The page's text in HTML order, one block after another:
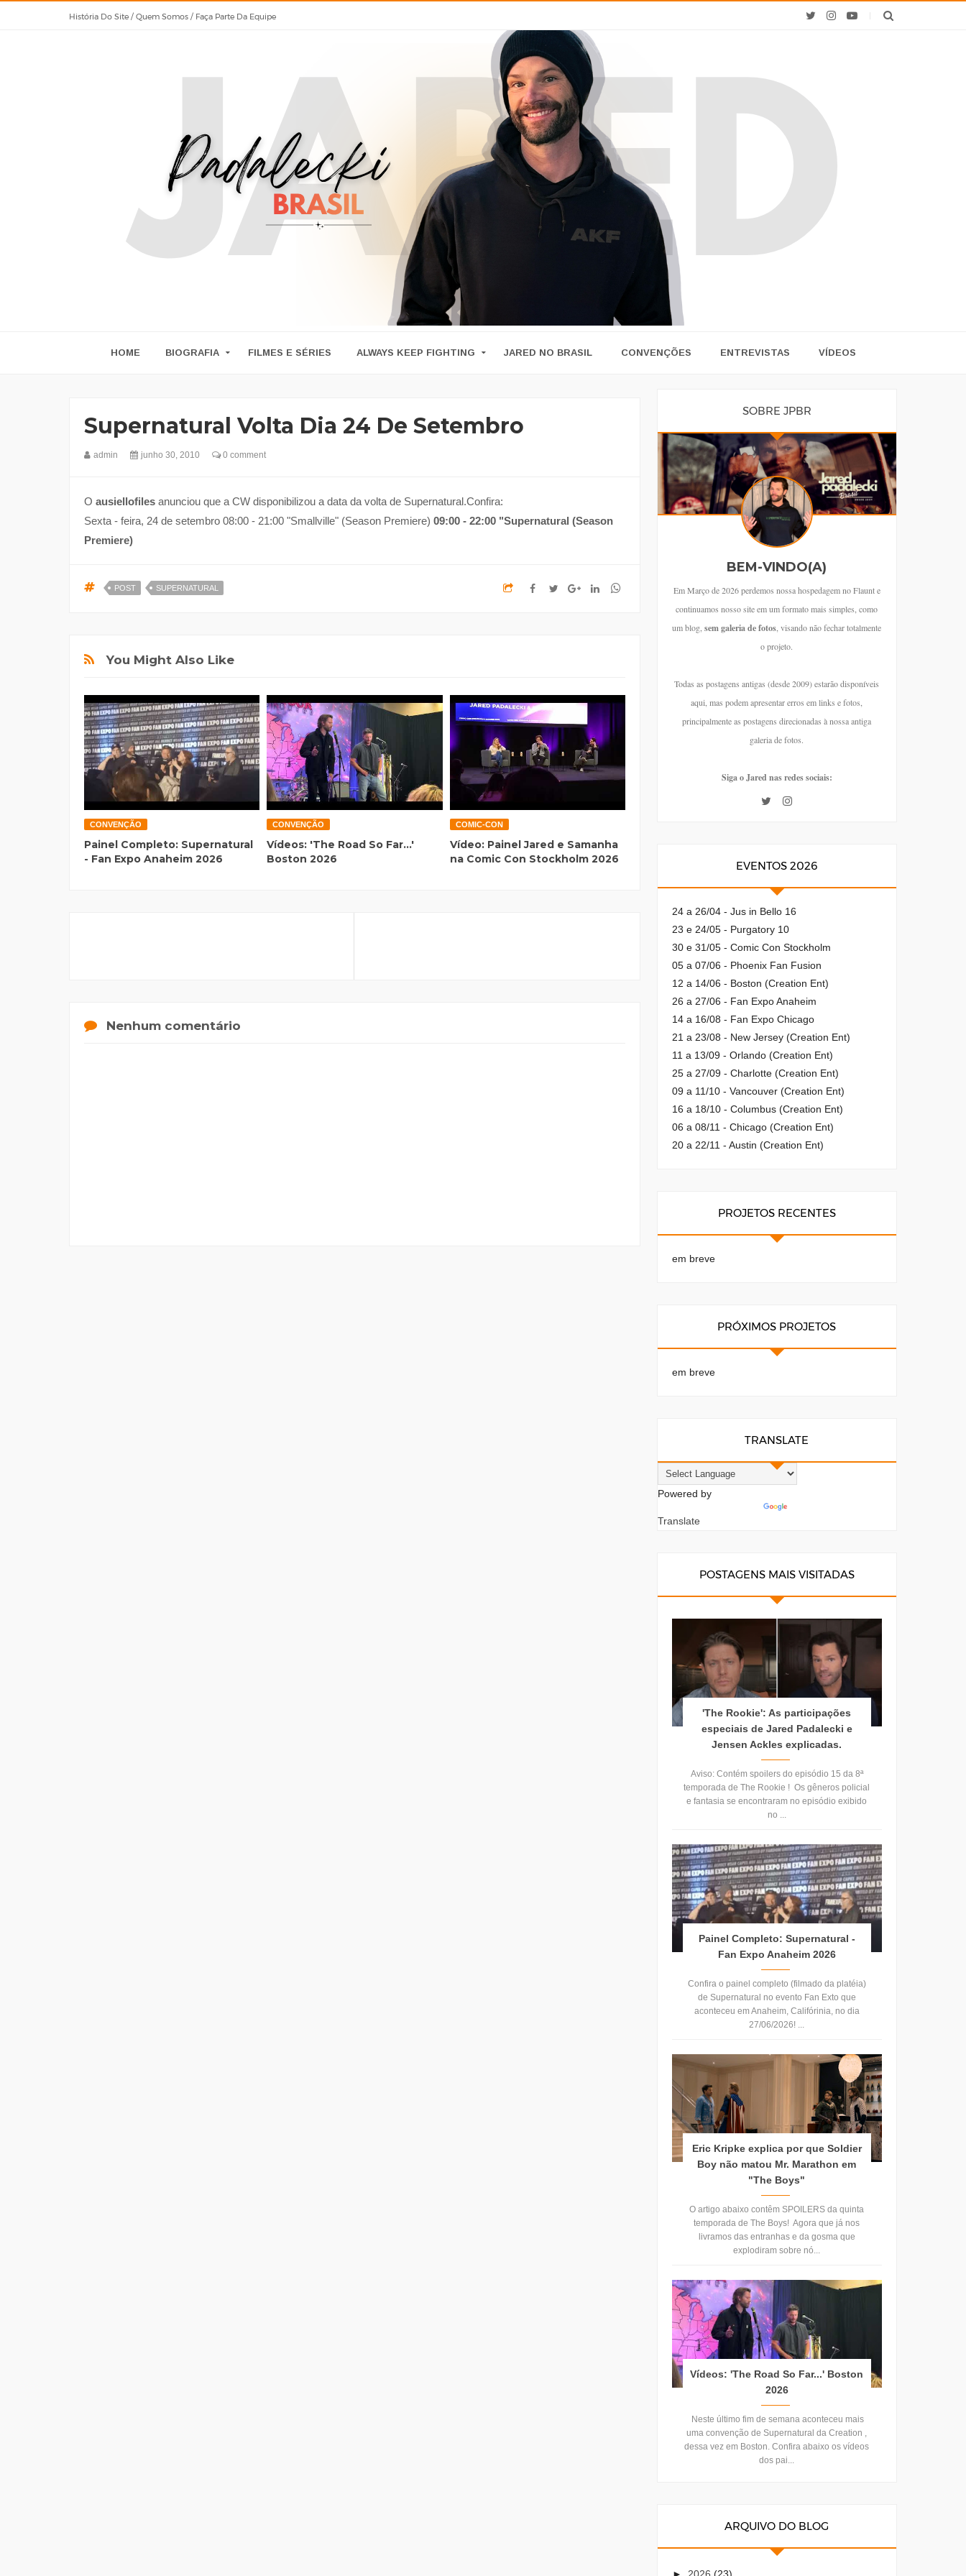
História Do Site / Quem Somos / Faça Parte Da Equipe
HOME BIOGRAFIA FILMES E SÉRIES ALWAYS KEEP FIGHTING JARED NO BRASIL CONVENÇÕES ENTREVISTAS VÍDEOS
Supernatural Volta Dia 24 De Setembro
admin junho 30, 2010 0 comment
O ausiellofiles anunciou que a CW disponibilizou a data da volta de Supernatural.Confira:
Sexta - feira, 24 de setembro 08:00 - 21:00 "Smallville" (Season Premiere) 09:00 - 22:00 "Supernatural (Season
Premiere)
POST SUPERNATURAL
You Might Also Like
CONVENÇÃO
Painel Completo: Supernatural
- Fan Expo Anaheim 2026
CONVENÇÃO
Vídeos: 'The Road So Far...'
Boston 2026
COMIC-CON
Vídeo: Painel Jared e Samanha
na Comic Con Stockholm 2026
Nenhum comentário
SOBRE JPBR
BEM-VINDO(A)
Em Março de 2026 perdemos nossa hospedagem no Flaunt e
continuamos nosso site em um formato mais simples, como
um blog,sem galeria de fotos, visando não fechar totalmente
o projeto.
Todas as postagens antigas (desde 2009) estarão disponíveis
aqui, mas podem apresentar erros em links e fotos,
principalmente as postagens direcionadas à nossa antiga
galeria de fotos.
Siga o Jared nas redes sociais:
EVENTOS 2026
24 a 26/04 - Jus in Bello 16
23 e 24/05 - Purgatory 10
30 e 31/05 - Comic Con Stockholm
05 a 07/06 - Phoenix Fan Fusion
12 a 14/06 - Boston (Creation Ent)
26 a 27/06 - Fan Expo Anaheim
14 a 16/08 - Fan Expo Chicago
21 a 23/08 - New Jersey (Creation Ent)
11 a 13/09 - Orlando (Creation Ent)
25 a 27/09 - Charlotte (Creation Ent)
09 a 11/10 - Vancouver (Creation Ent)
16 a 18/10 - Columbus (Creation Ent)
06 a 08/11 - Chicago (Creation Ent)
20 a 22/11 - Austin (Creation Ent)
PROJETOS RECENTES
em breve
PRÓXIMOS PROJETOS
em breve
TRANSLATE
Powered by
Translate
POSTAGENS MAIS VISITADAS
'The Rookie': As participações
especiais de Jared Padalecki e
Jensen Ackles explicadas.
Aviso: Contém spoilers do episódio 15 da 8ª
temporada de The Rookie ! Os gêneros policial
e fantasia se encontraram no episódio exibido
no ...
Painel Completo: Supernatural -
Fan Expo Anaheim 2026
Confira o painel completo (filmado da platéia)
de Supernatural no evento Fan Exto que
aconteceu em Anaheim, Califórinia, no dia
27/06/2026! ...
Eric Kripke explica por que Soldier
Boy não matou Mr. Marathon em
"The Boys"
O artigo abaixo contêm SPOILERS da quinta
temporada de The Boys! Agora que já nos
livramos das entranhas e da gosma que
explodiram sobre nó...
Vídeos: 'The Road So Far...' Boston
2026
Neste último fim de semana aconteceu mais
uma convenção de Supernatural da Creation ,
dessa vez em Boston. Confira abaixo os vídeos
dos pai...
ARQUIVO DO BLOG
► 2026 (23)